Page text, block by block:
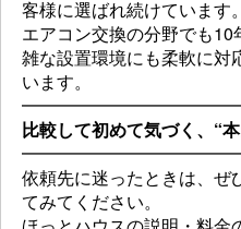
客様に選ばれ続けています。
エアコン交換の分野でも
雑な設置環境にも柔軟に対
います。
比較して初めて気づく、“
依頼先に迷ったときは、ぜ
てみてください。